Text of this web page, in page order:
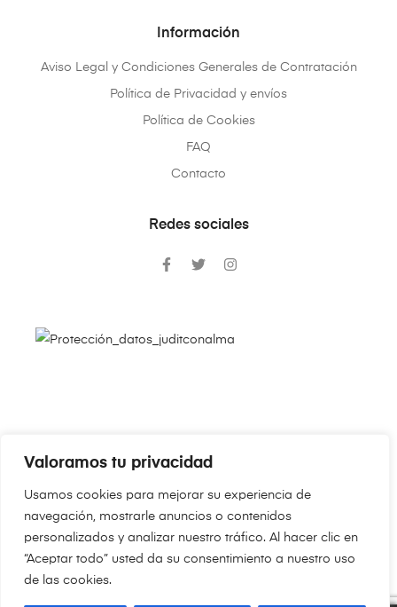
Valoramos tu privacidad
Usamos cookies para mejorar su experiencia de
navegación, mostrarle anuncios o contenidos
personalizados y analizar nuestro tráfico. Al hacer clic en
“Aceptar todo” usted da su consentimiento a nuestro uso
de las cookies.
Información
Aviso Legal y Condiciones Generales de Contratación
Política de Privacidad y envíos
Política de Cookies
FAQ
Contacto
Redes sociales
reservados.